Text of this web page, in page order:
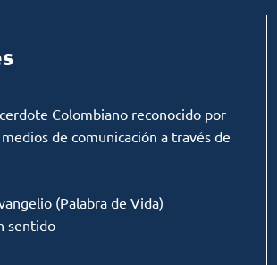
Colombiano reconocido por
de comunicación a través de
(Palabra de Vida)
sentido